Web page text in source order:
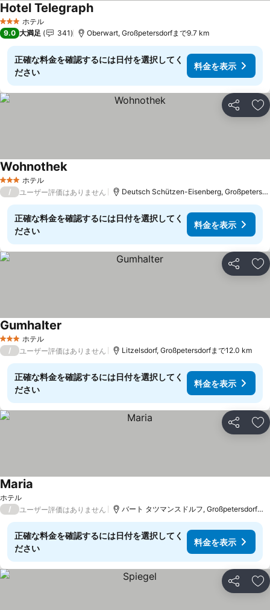
3 ホテルのランク
ホテル
Hotel Telegraph料金を表示
9.0 大満足 341 Oberwart, Großpetersdorfまで9.7 km
正確な料金を確認するには日付を選択してく
ださい
料金を表示
シェア お
3 ホテルのランク
ホテル
Wohnothek料金を表示
/ ユーザー評価はありません Deutsch Schützen-Eisenberg,
正確な料金を確認するには日付を選択してく
ださい
料金を表示
シェア お
3 ホテルのランク
ホテル
Gumhalter
/ ユーザー評価はありません Litzelsdorf, Großpetersdorfまで12.0 km
正確な料金を確認するには日付を選択してく
ださい
料金を表示
シェア お
ホテル
Maria
/ ユーザー評価はありません バート タツマンスドルフ, Großpetersdorfま
正確な料金を確認するには日付を選択してく
ださい
料金を表示
シェア お